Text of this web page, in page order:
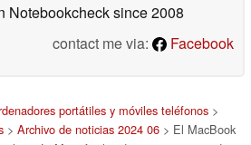
Notebookchecksince 2008
contact me via:
Facebook
portátiles y móviles teléfonos >
> Archivo de noticias 2024 06> El MacBook